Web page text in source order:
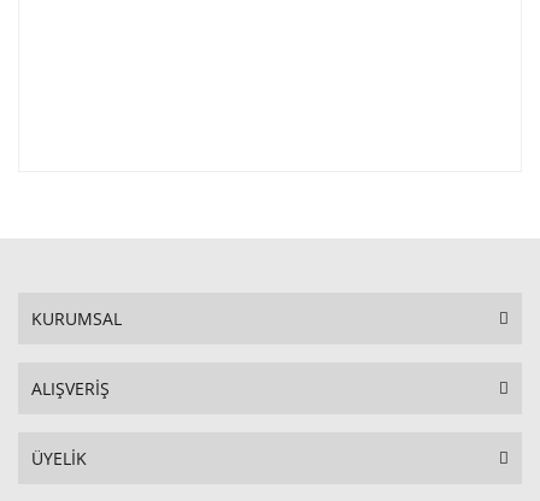
KURUMSAL
ALIŞVERİŞ
ÜYELİK